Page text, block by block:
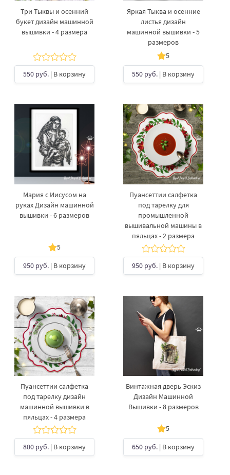
Три Тыквы и осенний
букет дизайн машинной
вышивки - 4 размера
550 руб. | В корзину
Яркая Тыква и осенние
листья дизайн
машинной вышивки - 5
размеров
5
550 руб. | В корзину
Мария с Иисусом на
руках Дизайн машинной
вышивки - 6 размеров
5
950 руб. | В корзину
Пуансеттии салфетка
под тарелку для
промышленной
вышивальной машины в
пяльцах - 2 размера
950 руб. | В корзину
Пуансеттии салфетка
под тарелку дизайн
машинной вышивки в
пяльцах - 4 размера
800 руб. | В корзину
Винтажная дверь Эскиз
Дизайн Машинной
Вышивки - 8 размеров
5
650 руб. | В корзину